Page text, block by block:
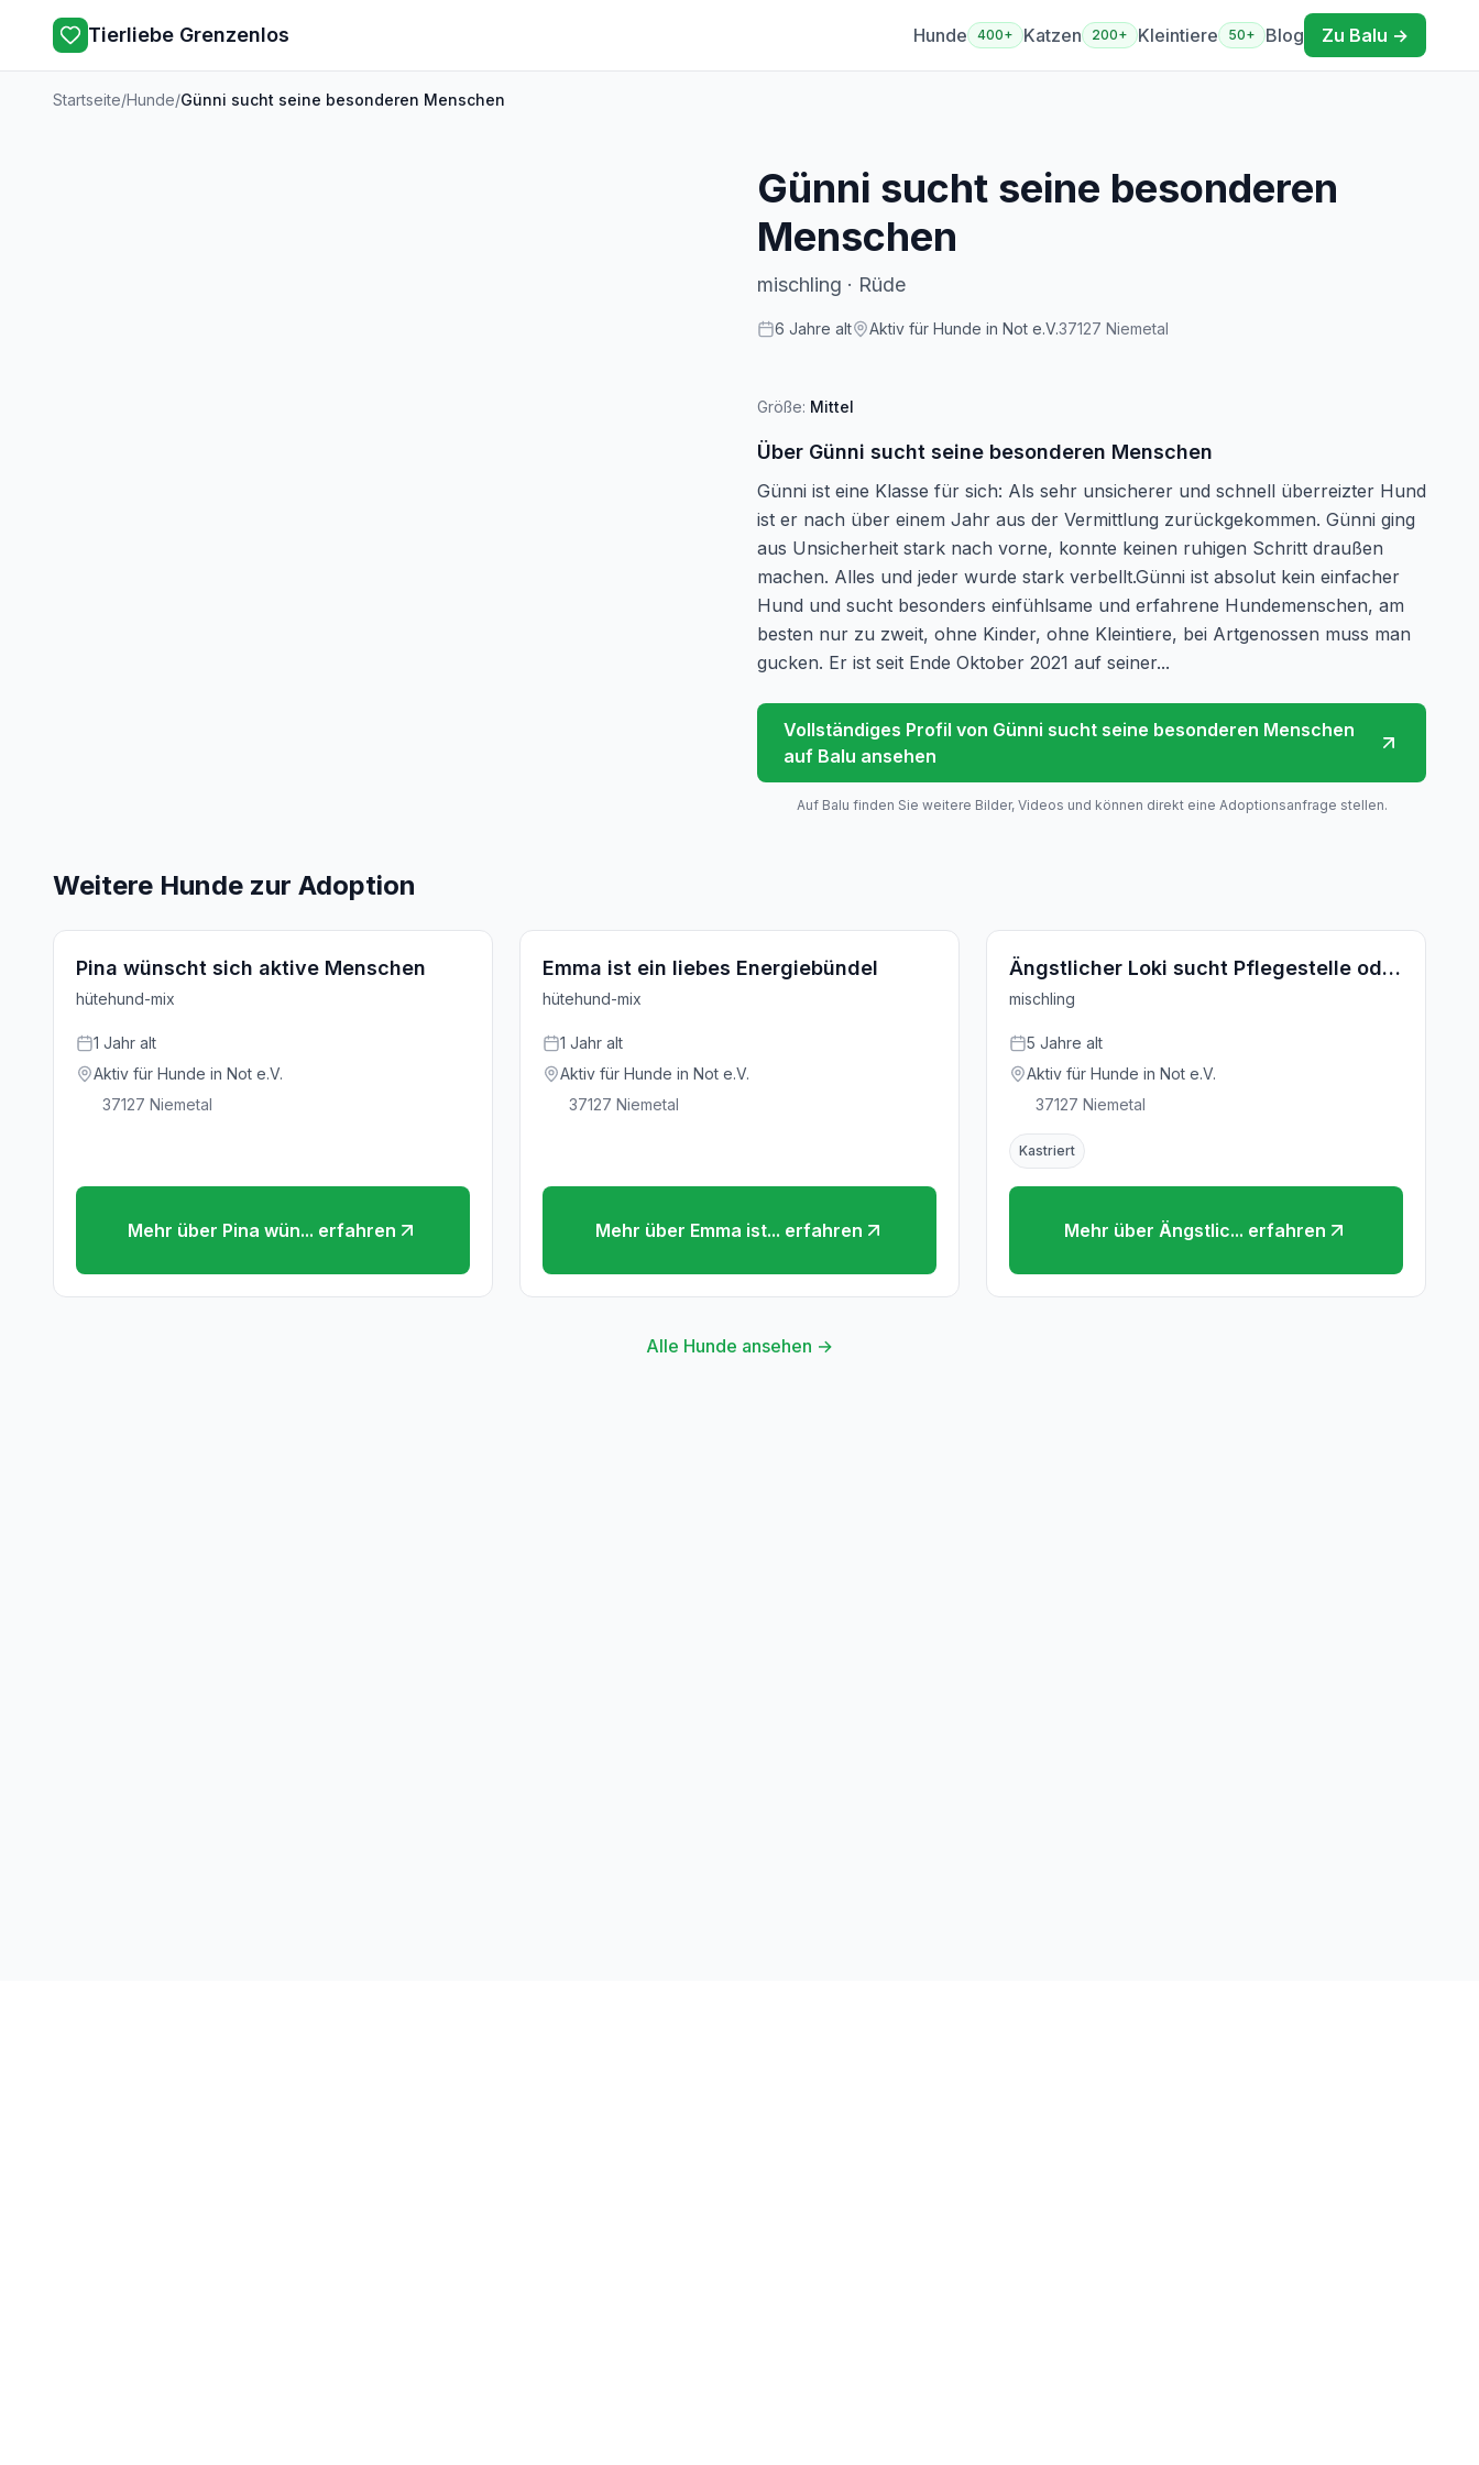
Tierliebe Grenzenlos Hunde 400+ Katzen 200+ Kleintiere 50+ Blog Zu Balu →
Startseite/Hunde/Günni sucht seine besonderen Menschen
Günni sucht seine besonderen
Menschen
mischling · Rüde
6 Jahre alt Aktiv für Hunde in Not e.V.37127 Niemetal
Größe: Mittel
Über Günni sucht seine besonderen Menschen
Günni ist eine Klasse für sich: Als sehr unsicherer und schnell überreizter Hund
ist er nach über einem Jahr aus der Vermittlung zurückgekommen. Günni ging
aus Unsicherheit stark nach vorne, konnte keinen ruhigen Schritt draußen
machen. Alles und jeder wurde stark verbellt.Günni ist absolut kein einfacher
Hund und sucht besonders einfühlsame und erfahrene Hundemenschen, am
besten nur zu zweit, ohne Kinder, ohne Kleintiere, bei Artgenossen muss man
gucken. Er ist seit Ende Oktober 2021 auf seiner...
Vollständiges Profil von Günni sucht seine besonderen Menschen
auf Balu ansehen
Auf Balu finden Sie weitere Bilder, Videos und können direkt eine Adoptionsanfrage stellen.
Weitere Hunde zur Adoption
Pina wünscht sich aktive Menschen
hütehund-mix
1 Jahr alt
Aktiv für Hunde in Not e.V.
37127 Niemetal
Mehr über Pina wün... erfahren
Emma ist ein liebes Energiebündel
hütehund-mix
1 Jahr alt
Aktiv für Hunde in Not e.V.
37127 Niemetal
Mehr über Emma ist... erfahren
Ängstlicher Loki sucht Pflegestelle oder
Zuhause
mischling
5 Jahre alt
Aktiv für Hunde in Not e.V.
37127 Niemetal
Kastriert
Mehr über Ängstlic... erfahren
Alle Hunde ansehen →